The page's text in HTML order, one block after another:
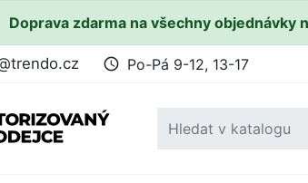
Doprava zdarma na všechny objednávky
access_time Po-Pá 9-12, 13-17